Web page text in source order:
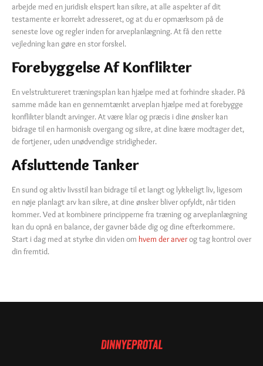
arbejde med en juridisk ekspert kan sikre, at alle aspekter af dit
testamente er korrekt adresseret, og at du er opmærksom på de
seneste love og regler inden for arveplanlægning. At få den rette
vejledning kan gøre en stor forskel.
Forebyggelse Af Konflikter
En velstruktureret træningsplan kan hjælpe med at forhindre skader. På
samme måde kan en gennemtænkt arveplan hjælpe med at forebygge
konflikter blandt arvinger. At være klar og præcis i dine ønsker kan
bidrage til en harmonisk overgang og sikre, at dine kære modtager det,
de fortjener, uden unødvendige stridigheder.
Afsluttende Tanker
En sund og aktiv livsstil kan bidrage til et langt og lykkeligt liv, ligesom
en nøje planlagt arv kan sikre, at dine ønsker bliver opfyldt, når tiden
kommer. Ved at kombinere principperne fra træning og arveplanlægning
kan du opnå en balance, der gavner både dig og dine efterkommere.
Start i dag med at styrke din viden om hvem der arverog tag kontrol over
din fremtid.